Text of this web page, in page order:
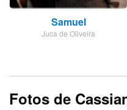
Samuel
Juca de Oliveira
Fotos de